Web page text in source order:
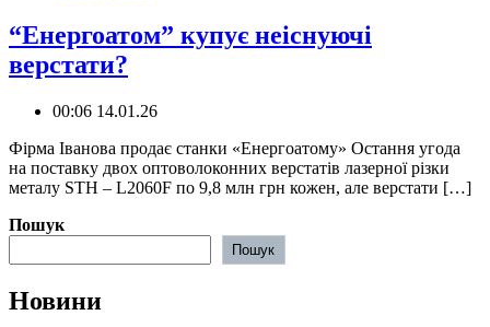
“Енергоатом” купує неіснуючі
верстати?
00:06 14.01.26
Фірма Іванова продає станки «Енергоатому» Остання угода
на поставку двох оптоволоконних верстатів лазерної різки
металу STH – L2060F по 9,8 млн грн кожен, але верстати […]
Пошук
Пошук
Новини